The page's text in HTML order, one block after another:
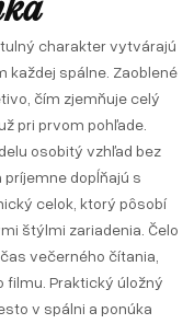
charakter vytvárajú
každej spálne. Zaoblené
čím zjemňuje celý
pri prvom pohľade.
osobitý vzhľad bez
príjemne dopĺňajú s
celok, ktorý pôsobí
štýlmi zariadenia. Čelo
večerného čítania,
filmu. Praktický úložný
v spálni a ponúka